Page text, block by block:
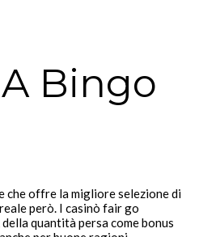
Bingo
che offre la migliore selezione di
però. I casinò fair go
quantità persa come bonus